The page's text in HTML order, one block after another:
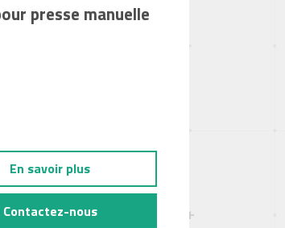
presse manuelle
En savoir plus
Contactez-nous